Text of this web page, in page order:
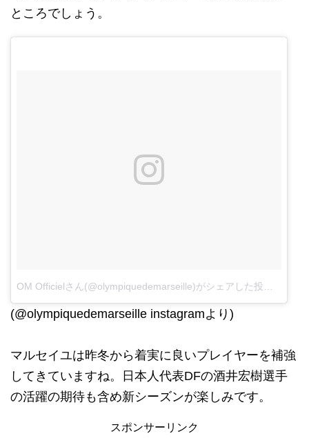
ところでしょう。
(@olympiquedemarseille instagramより)
マルセイユは昨冬から着実に良いプレイヤーを補強
してきていますね。日本人代表DFの酒井宏樹選手
の活躍の期待も含め新シーズンが楽しみです。
スポンサーリンク